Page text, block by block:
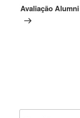
post
Avaliação